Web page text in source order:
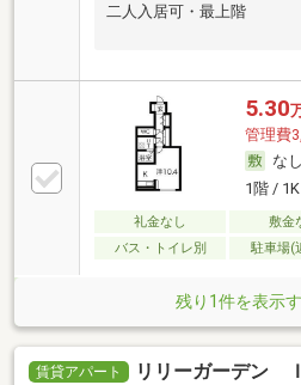
二人入居可・最上階
5.30
管理費
なし
1階 /
礼金なし 敷金
バス・トイレ別
駐車場(
残り1件を表示
賃貸アパート リリーガーデン